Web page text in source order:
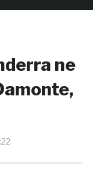
ne